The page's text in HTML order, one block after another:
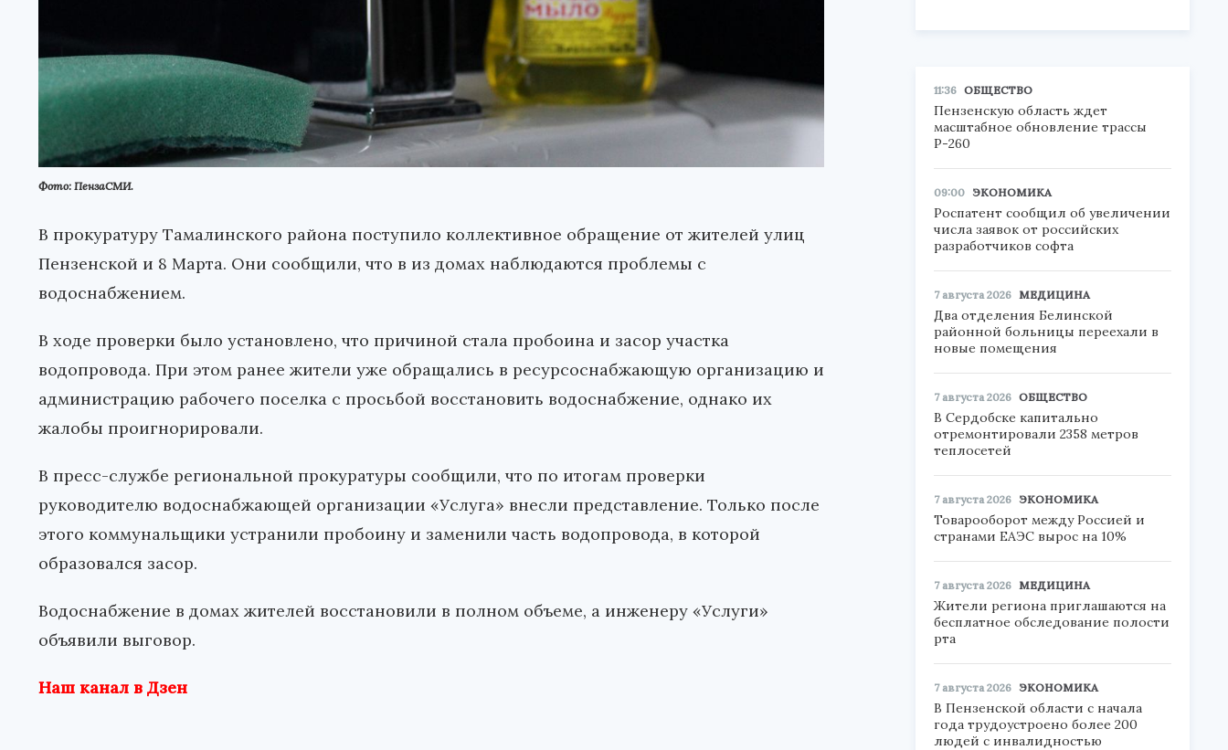
Фото: ПензаСМИ.
В прокуратуру Тамалинского района поступило коллективное обращение от жителей улиц
Пензенской и 8 Марта. Они сообщили, что в из домах наблюдаются проблемы с
водоснабжением.
В ходе проверки было установлено, что причиной стала пробоина и засор участка
водопровода. При этом ранее жители уже обращались в ресурсоснабжающую организацию и
администрацию рабочего поселка с просьбой восстановить водоснабжение, однако их
жалобы проигнорировали.
В пресс-службе региональной прокуратуры сообщили, что по итогам проверки
руководителю водоснабжающей организации «Услуга» внесли представление. Только после
этого коммунальщики устранили пробоину и заменили часть водопровода, в которой
образовался засор.
Водоснабжение в домах жителей восстановили в полном объеме, а инженеру «Услуги»
объявили выговор.
Наш канал в Дзен
11:36 ОБЩЕСТВО
Пензенскую область ждет
масштабное обновление трассы
Р-260
09:00 ЭКОНОМИКА
Роспатент сообщил об увеличении
числа заявок от российских
разработчиков софта
7 августа 2026 МЕДИЦИНА
Два отделения Белинской
районной больницы переехали в
новые помещения
7 августа 2026 ОБЩЕСТВО
В Сердобске капитально
отремонтировали 2358 метров
теплосетей
7 августа 2026 ЭКОНОМИКА
Товарооборот между Россией и
странами ЕАЭС вырос на 10%
7 августа 2026 МЕДИЦИНА
Жители региона приглашаются на
бесплатное обследование полости
рта
7 августа 2026 ЭКОНОМИКА
В Пензенской области с начала
года трудоустроено более 200
людей с инвалидностью